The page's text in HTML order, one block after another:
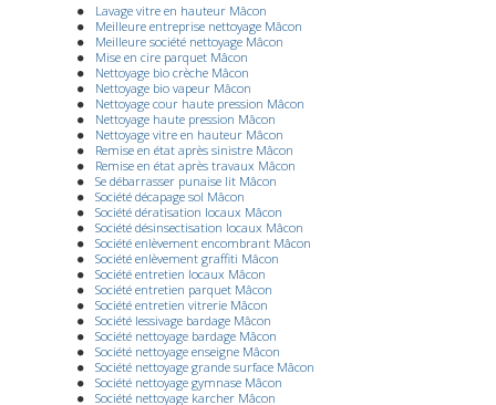
Lavage vitre en hauteur Mâcon
Meilleure entreprise nettoyage Mâcon
Meilleure société nettoyage Mâcon
Mise en cire parquet Mâcon
Nettoyage bio crèche Mâcon
Nettoyage bio vapeur Mâcon
Nettoyage cour haute pression Mâcon
Nettoyage haute pression Mâcon
Nettoyage vitre en hauteur Mâcon
Remise en état après sinistre Mâcon
Remise en état après travaux Mâcon
Se débarrasser punaise lit Mâcon
Société décapage sol Mâcon
Société dératisation locaux Mâcon
Société désinsectisation locaux Mâcon
Société enlèvement encombrant Mâcon
Société enlèvement graffiti Mâcon
Société entretien locaux Mâcon
Société entretien parquet Mâcon
Société entretien vitrerie Mâcon
Société lessivage bardage Mâcon
Société nettoyage bardage Mâcon
Société nettoyage enseigne Mâcon
Société nettoyage grande surface Mâcon
Société nettoyage gymnase Mâcon
Société nettoyage karcher Mâcon